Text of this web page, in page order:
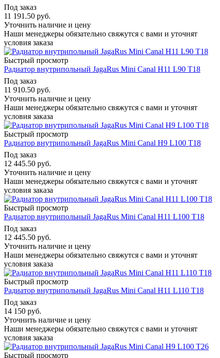
Под заказ
11 191.50 руб.
Уточнить наличие и цену
Наши менеджеры обязательно свяжутся с вами и уточнят
условия заказа
Быстрый просмотр
Радиатор внутрипольный JagaRus Mini Canal H11 L90 T18
Под заказ
11 910.50 руб.
Уточнить наличие и цену
Наши менеджеры обязательно свяжутся с вами и уточнят
условия заказа
Быстрый просмотр
Радиатор внутрипольный JagaRus Mini Canal H9 L100 T18
Под заказ
12 445.50 руб.
Уточнить наличие и цену
Наши менеджеры обязательно свяжутся с вами и уточнят
условия заказа
Быстрый просмотр
Радиатор внутрипольный JagaRus Mini Canal H11 L100 T18
Под заказ
12 445.50 руб.
Уточнить наличие и цену
Наши менеджеры обязательно свяжутся с вами и уточнят
условия заказа
Быстрый просмотр
Радиатор внутрипольный JagaRus Mini Canal H11 L110 T18
Под заказ
14 150 руб.
Уточнить наличие и цену
Наши менеджеры обязательно свяжутся с вами и уточнят
условия заказа
Быстрый просмотр